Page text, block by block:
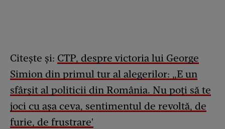
Citește și: CTP, despre victoria lui George
Simion din primul tur al alegerilor: „E un
sfârșit al politicii din România. Nu poți să te
joci cu așa ceva, sentimentul de revoltă, de
furie, de frustrare'